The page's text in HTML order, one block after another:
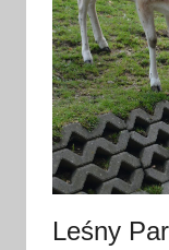
2
0
2
6
Leśny